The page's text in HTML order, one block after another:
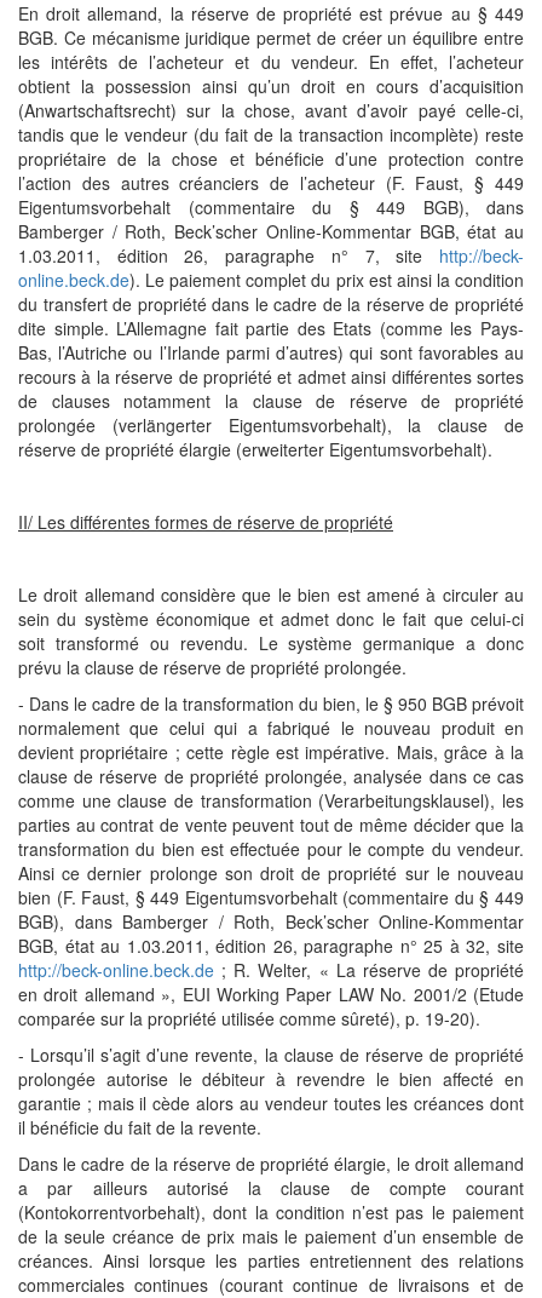
En droit allemand, la réserve de propriété est prévue au § 449
BGB. Ce mécanisme juridique permet de créer un équilibre entre
les intérêts de l’acheteur et du vendeur. En effet, l’acheteur
obtient la possession ainsi qu’un droit en cours d’acquisition
(Anwartschaftsrecht) sur la chose, avant d’avoir payé celle-ci,
tandis que le vendeur (du fait de la transaction incomplète) reste
propriétaire de la chose et bénéficie d’une protection contre
l’action des autres créanciers de l’acheteur (F. Faust, § 449
Eigentumsvorbehalt (commentaire du § 449 BGB), dans
Bamberger / Roth, Beck’scher Online-Kommentar BGB, état au
1.03.2011, édition 26, paragraphe n° 7, site http://beck-
online.beck.de). Le paiement complet du prix est ainsi la condition
du transfert de propriété dans le cadre de la réserve de propriété
dite simple. L’Allemagne fait partie des Etats (comme les Pays-
Bas, l’Autriche ou l’Irlande parmi d’autres) qui sont favorables au
recours à la réserve de propriété et admet ainsi différentes sortes
de clauses notamment la clause de réserve de propriété
prolongée (verlängerter Eigentumsvorbehalt), la clause de
réserve de propriété élargie (erweiterter Eigentumsvorbehalt).
II/ Les différentes formes de réserve de propriété
Le droit allemand considère que le bien est amené à circuler au
sein du système économique et admet donc le fait que celui-ci
soit transformé ou revendu. Le système germanique a donc
prévu la clause de réserve de propriété prolongée.
- Dans le cadre de la transformation du bien, le § 950 BGB prévoit
normalement que celui qui a fabriqué le nouveau produit en
devient propriétaire ; cette règle est impérative. Mais, grâce à la
clause de réserve de propriété prolongée, analysée dans ce cas
comme une clause de transformation (Verarbeitungsklausel), les
parties au contrat de vente peuvent tout de même décider que la
transformation du bien est effectuée pour le compte du vendeur.
Ainsi ce dernier prolonge son droit de propriété sur le nouveau
bien (F. Faust, § 449 Eigentumsvorbehalt (commentaire du § 449
BGB), dans Bamberger / Roth, Beck’scher Online-Kommentar
BGB, état au 1.03.2011, édition 26, paragraphe n° 25 à 32, site
http://beck-online.beck.de ; R. Welter, « La réserve de propriété
en droit allemand », EUI Working Paper LAW No. 2001/2 (Etude
comparée sur la propriété utilisée comme sûreté), p. 19-20).
- Lorsqu’il s’agit d’une revente, la clause de réserve de propriété
prolongée autorise le débiteur à revendre le bien affecté en
garantie ; mais il cède alors au vendeur toutes les créances dont
il bénéficie du fait de la revente.
Dans le cadre de la réserve de propriété élargie, le droit allemand
a par ailleurs autorisé la clause de compte courant
(Kontokorrentvorbehalt), dont la condition n’est pas le paiement
de la seule créance de prix mais le paiement d’un ensemble de
créances. Ainsi lorsque les parties entretiennent des relations
commerciales continues (courant continue de livraisons et de